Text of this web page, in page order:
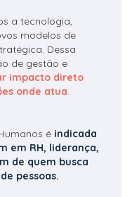
a tecnologia,
modelos de
Dessa
de gestão e
impacto direto
onde atua.
é indicada
em RH, liderança,
de quem busca
pessoas.